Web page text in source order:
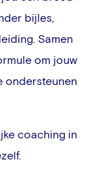
bijles,
Samen
om jouw
ondersteunen
coaching in